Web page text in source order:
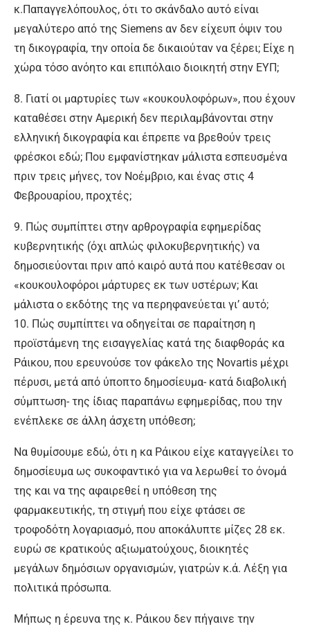
κ.Παπαγγελόπουλος, ότι το σκάνδαλο αυτό είναι
μεγαλύτερο από της Siemens αν δεν είχευπ όψιν του
τη δικογραφία, την οποία δε δικαιούταν να ξέρει; Είχε η
χώρα τόσο ανόητο και επιπόλαιο διοικητή στην ΕΥΠ;
8. Γιατί οι μαρτυρίες των «κουκουλοφόρων», που έχουν
καταθέσει στην Αμερική δεν περιλαμβάνονται στην
ελληνική δικογραφία και έπρεπε να βρεθούν τρεις
φρέσκοι εδώ; Που εμφανίστηκαν μάλιστα εσπευσμένα
πριν τρεις μήνες, τον Νοέμβριο, και ένας στις 4
Φεβρουαρίου, προχτές;
9. Πώς συμπίπτει στην αρθρογραφία εφημερίδας
κυβερνητικής (όχι απλώς φιλοκυβερνητικής) να
δημοσιεύονται πριν από καιρό αυτά που κατέθεσαν οι
«κουκουλοφόροι μάρτυρες εκ των υστέρων; Και
μάλιστα ο εκδότης της να περηφανεύεται γι’ αυτό;
10. Πώς συμπίπτει να οδηγείται σε παραίτηση η
προϊστάμενη της εισαγγελίας κατά της διαφθοράς κα
Ράικου, που ερευνούσε τον φάκελο της Novartis μέχρι
πέρυσι, μετά από ύποπτο δημοσίευμα- κατά διαβολική
σύμπτωση- της ίδιας παραπάνω εφημερίδας, που την
ενέπλεκε σε άλλη άσχετη υπόθεση;
Να θυμίσουμε εδώ, ότι η κα Ράικου είχε καταγγείλει το
δημοσίευμα ως συκοφαντικό για να λερωθεί το όνομά
της και να της αφαιρεθεί η υπόθεση της
φαρμακευτικής, τη στιγμή που είχε φτάσει σε
τροφοδότη λογαριασμό, που αποκάλυπτε μίζες 28 εκ.
ευρώ σε κρατικούς αξιωματούχους, διοικητές
μεγάλων δημόσιων οργανισμών, γιατρών κ.ά. Λέξη για
πολιτικά πρόσωπα.
Μήπως η έρευνα της κ. Ράικου δεν πήγαινε την